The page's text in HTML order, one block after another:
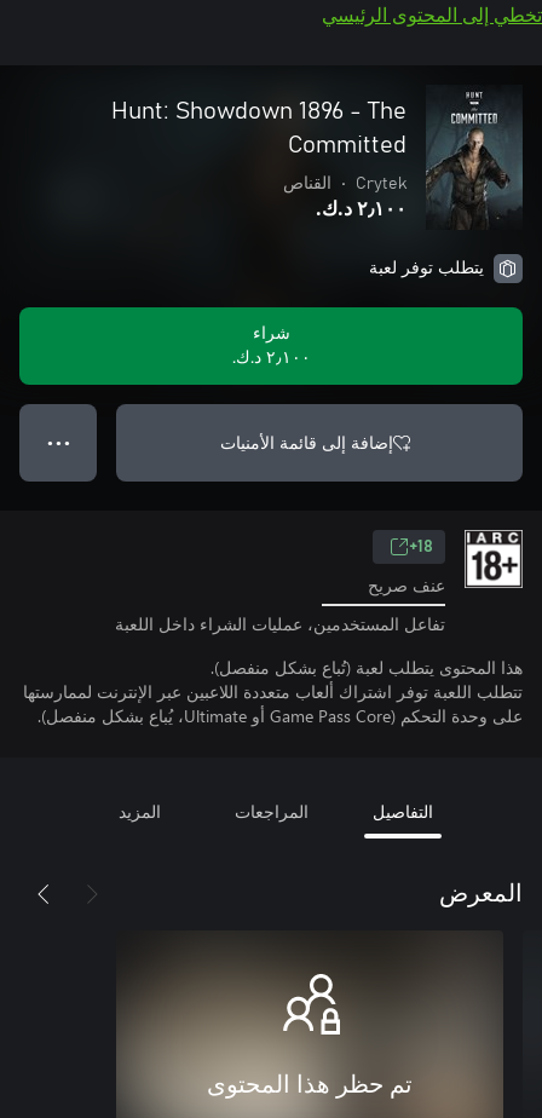
تخطي إلى المحتوى الرئيسي
Hunt: Showdown 1896 - The
Committed
Crytek
• القناص
٢٫١٠٠ د.ك.‏
يتطلب توفر لعبة
شراء
٢٫١٠٠ د.ك.‏
إضافة إلى قائمة الأمنيات ● ● ●
18+
عنف صريح
تفاعل المستخدمين، عمليات الشراء داخل اللعبة
هذا المحتوى يتطلب لعبة (تُباع بشكل منفصل).
تتطلب اللعبة توفر اشتراك ألعاب متعددة اللاعبين عبر الإنترنت لممارستها
على وحدة التحكم (Game Pass Core أو Ultimate، يُباع بشكل منفصل).
التفاصيل المراجعات المزيد
المعرض
تم حظر هذا المحتوى